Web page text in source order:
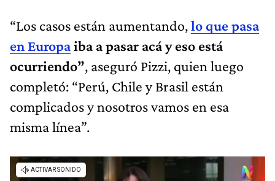
“Los casos están aumentando,lo que pasa
en Europaiba a pasar acá y eso está
ocurriendo”, aseguró Pizzi, quien luego
completó: “Perú, Chile y Brasil están
complicados y nosotros vamos en esa
misma línea”.